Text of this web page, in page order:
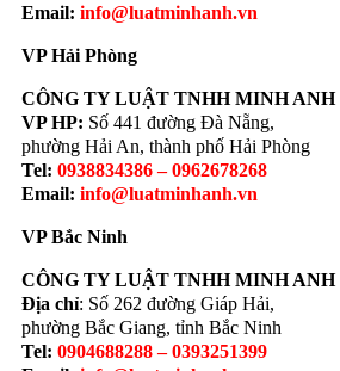
Email: info@luatminhanh.vn
VP Hải Phòng
CÔNG TY LUẬT TNHH MINH ANH
VP HP: Số 441 đường Đà Nẵng,
phường Hải An, thành phố Hải Phòng
Tel: 0938834386 – 0962678268
Email: info@luatminhanh.vn
VP Bắc Ninh
CÔNG TY LUẬT TNHH MINH ANH
Địa chỉ: Số 262 đường Giáp Hải,
phường Bắc Giang, tỉnh Bắc Ninh
Tel: 0904688288 – 0393251399